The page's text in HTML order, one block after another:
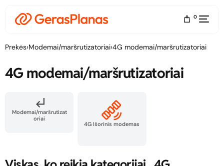
0
Prekės›Modemai/maršrutizatoriai›4G modemai/maršrutizatoriai
4G modemai/maršrutizatoriai
Modemai/maršrutizat
oriai
4G Išorinis modemas